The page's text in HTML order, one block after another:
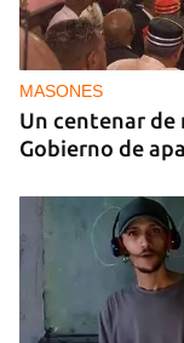
MASONES
Un centenar
Gobierno de